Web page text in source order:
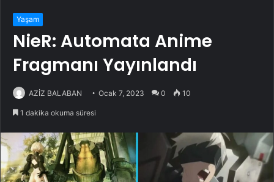
Yaşam
NieR: Automata Anime
Fragmanı Yayınlandı
AZİZ BALABAN Ocak 7, 2023 0 10
1 dakika okuma süresi